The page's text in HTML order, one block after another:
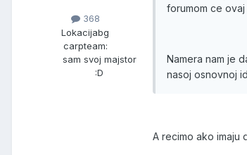
368
Lokacijabg
carpteam:
sam svoj majstor
:D
forumom ce
Namera nam je
nasoj osnovnoj
A recimo ako imaju